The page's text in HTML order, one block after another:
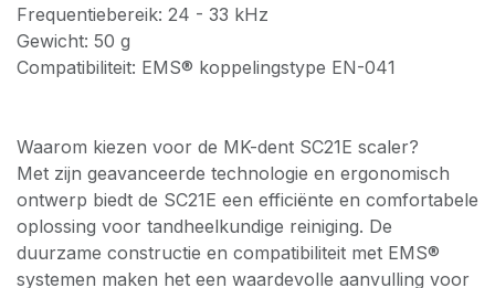
Frequentiebereik: 24 - 33 kHz
Gewicht: 50 g
Compatibiliteit: EMS® koppelingstype EN-041
Waarom kiezen voor de MK-dent SC21E scaler?
Met zijn geavanceerde technologie en ergonomisch
ontwerp biedt de SC21E een efficiënte en comfortabele
oplossing voor tandheelkundige reiniging. De
duurzame constructie en compatibiliteit met EMS®
systemen maken het een waardevolle aanvulling voor